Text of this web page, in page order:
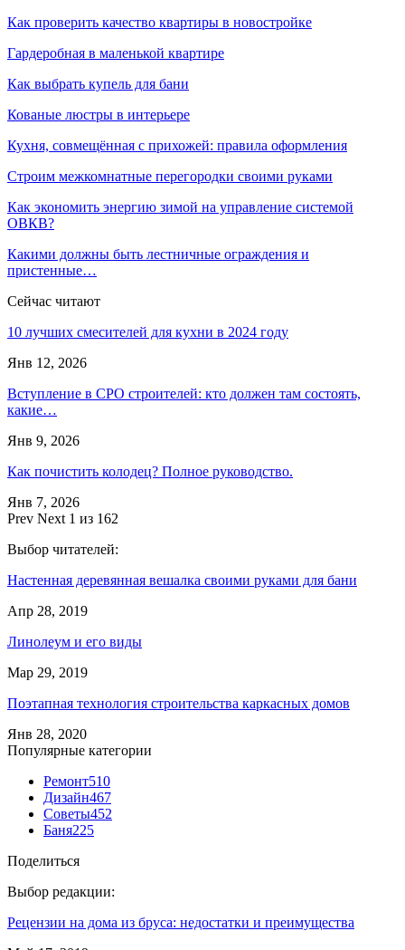
Как проверить качество квартиры в новостройке
Гардеробная в маленькой квартире
Как выбрать купель для бани
Кованые люстры в интерьере
Кухня, совмещённая с прихожей: правила оформления
Строим межкомнатные перегородки своими руками
Как экономить энергию зимой на управление системой
ОВКВ?
Какими должны быть лестничные ограждения и
пристенные…
Сейчас читают
10 лучших смесителей для кухни в 2024 году
Янв 12, 2026
Вступление в СРО строителей: кто должен там состоять,
какие…
Янв 9, 2026
Как почистить колодец? Полное руководство.
Янв 7, 2026
Prev Next 1 из 162
Выбор читателей:
Настенная деревянная вешалка своими руками для бани
Апр 28, 2019
Линолеум и его виды
Мар 29, 2019
Поэтапная технология строительства каркасных домов
Янв 28, 2020
Популярные категории
Ремонт510
Дизайн467
Советы452
Баня225
Поделиться
Выбор редакции:
Рецензии на дома из бруса: недостатки и преимущества